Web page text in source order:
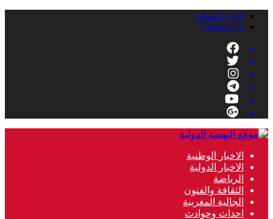
إدارة الموقع
Contact Us
الاخبار الوطنية
الاخبار الدولية
الرياضة
الثقافة والفنون
الجالية المغربية
احداث وحوادث